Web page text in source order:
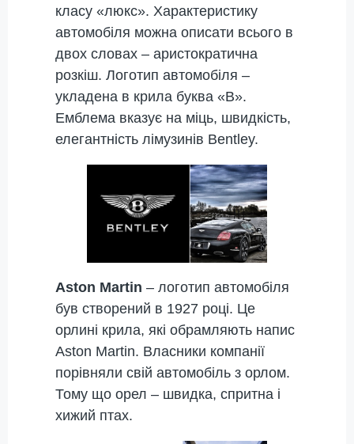
класу «люкс». Характеристику
автомобіля можна описати всього в
двох словах – аристократична
розкіш. Логотип автомобіля –
укладена в крила буква «B».
Емблема вказує на міць, швидкість,
елегантність лімузинів Bentley.
Aston Martin – логотип автомобіля
був створений в 1927 році. Це
орлині крила, які обрамляють напис
Aston Martin. Власники компанії
порівняли свій автомобіль з орлом.
Тому що орел – швидка, спритна і
хижий птах.